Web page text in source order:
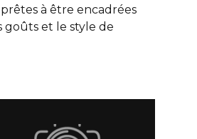
à être encadrées
goûts et le style de